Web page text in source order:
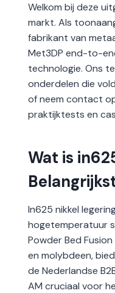
Welkom bij deze
markt. Als
fabrikant van
Met3DP end-to-
technologie. Ons
onderdelen die
of neem contact
praktijktests en
Wat is
In625 nikkel
hogetemperatuur
Powder Bed
en molybdeen,
de Nederlandse
AM cruciaal voor